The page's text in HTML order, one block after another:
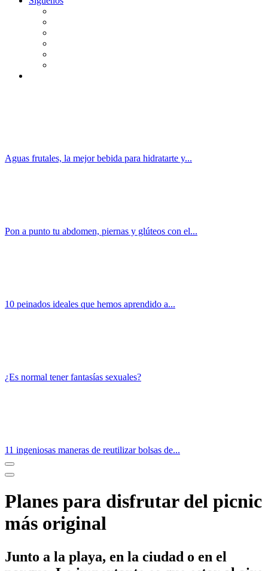
Aguas frutales, la mejor bebida para hidratarte y...
Pon a punto tu abdomen, piernas y glúteos con el...
10 peinados ideales que hemos aprendido a...
¿Es normal tener fantasías sexuales?
11 ingeniosas maneras de reutilizar bolsas de...
Planes para disfrutar del picnic
más original
Junto a la playa, en la ciudad o en el